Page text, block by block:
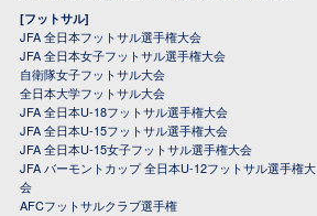
[フットサル]
JFA 全日本フットサル選手権大会
JFA 全日本女子フットサル選手権大会
自衛隊女子フットサル大会
全日本大学フットサル大会
JFA 全日本U-18フットサル選手権大会
JFA 全日本U-15フットサル選手権大会
JFA 全日本U-15女子フットサル選手権大会
JFA バーモントカップ 全日本U-12フットサル選手権大
会
AFCフットサルクラブ選手権